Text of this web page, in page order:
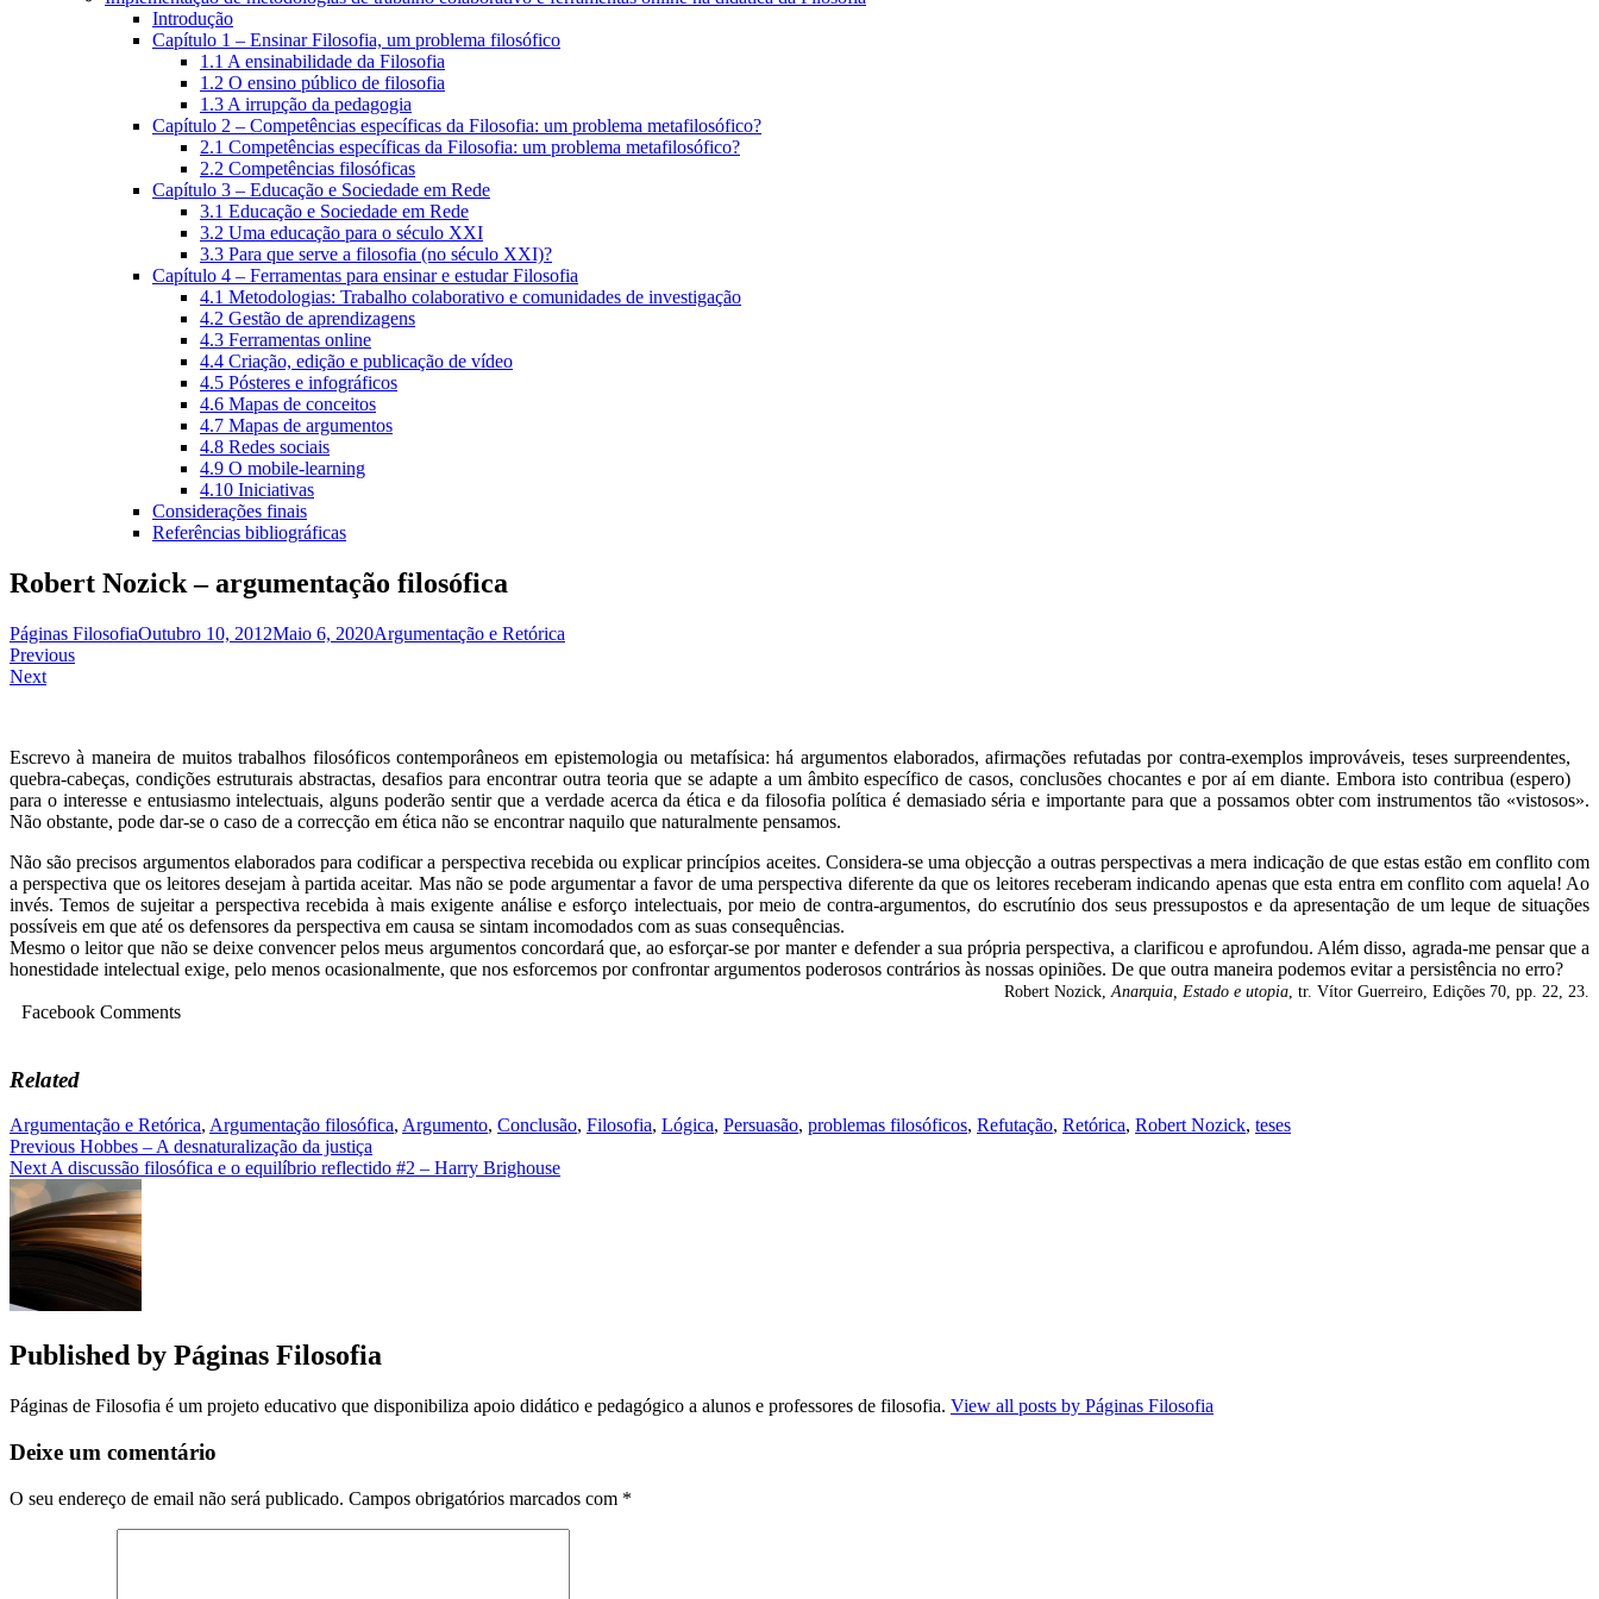
Introdução
Capítulo 1 – Ensinar Filosofia, um problema filosófico
1.1 A ensinabilidade da Filosofia
1.2 O ensino público de filosofia
1.3 A irrupção da pedagogia
Capítulo 2 – Competências específicas da Filosofia: um problema metafilosófico?
2.1 Competências específicas da Filosofia: um problema metafilosófico?
2.2 Competências filosóficas
Capítulo 3 – Educação e Sociedade em Rede
3.1 Educação e Sociedade em Rede
3.2 Uma educação para o século XXI
3.3 Para que serve a filosofia (no século XXI)?
Capítulo 4 – Ferramentas para ensinar e estudar Filosofia
4.1 Metodologias: Trabalho colaborativo e comunidades de investigação
4.2 Gestão de aprendizagens
4.3 Ferramentas online
4.4 Criação, edição e publicação de vídeo
4.5 Pósteres e infográficos
4.6 Mapas de conceitos
4.7 Mapas de argumentos
4.8 Redes sociais
4.9 O mobile-learning
4.10 Iniciativas
Considerações finais
Referências bibliográficas
Robert Nozick – argumentação filosófica
Páginas FilosofiaOutubro 10, 2012Maio 6, 2020Argumentação e Retórica
Navegação
de
Previous
Next
Escrevo à maneira de muitos trabalhos filosóficos contemporâneos em epistemologia ou metafísica: há argumentos elaborados, afirmações refutadas por contra-exemplos improváveis, teses surpreendentes,
quebra-cabeças, condições estruturais abstractas, desafios para encontrar outra teoria que se adapte a um âmbito específico de casos, conclusões chocantes e por aí em diante. Embora isto contribua (espero)
para o interesse e entusiasmo intelectuais, alguns poderão sentir que a verdade acerca da ética e da filosofia política é demasiado séria e importante para que a possamos obter com instrumentos tão «vistosos».
Não obstante, pode dar-se o caso de a correcção em ética não se encontrar naquilo que naturalmente pensamos.
Não são precisos argumentos elaborados para codificar a perspectiva recebida ou explicar princípios aceites. Considera-se uma objecção a outras perspectivas a mera indicação de que estas estão em conflito com
a perspectiva que os leitores desejam à partida aceitar. Mas não se pode argumentar a favor de uma perspectiva diferente da que os leitores receberam indicando apenas que esta entra em conflito com aquela! Ao
invés. Temos de sujeitar a perspectiva recebida à mais exigente análise e esforço intelectuais, por meio de contra-argumentos, do escrutínio dos seus pressupostos e da apresentação de um leque de situações
possíveis em que até os defensores da perspectiva em causa se sintam incomodados com as suas consequências.
Mesmo o leitor que não se deixe convencer pelos meus argumentos concordará que, ao esforçar-se por manter e defender a sua própria perspectiva, a clarificou e aprofundou. Além disso, agrada-me pensar que a
honestidade intelectual exige, pelo menos ocasionalmente, que nos esforcemos por confrontar argumentos poderosos contrários às nossas opiniões. De que outra maneira podemos evitar a persistência no erro?
Robert Nozick, Anarquia, Estado e utopia , tr. Vítor Guerreiro, Edições 70, pp. 22, 23.
Facebook Comments
Related
Argumentação e Retórica, Argumentação filosófica, Argumento, Conclusão, Filosofia, Lógica, Persuasão, problemas filosóficos, Refutação, Retórica, Robert Nozick, teses
Navegação
de
artigos
Previous Hobbes – A desnaturalização da justiça
Next A discussão filosófica e o equilíbrio reflectido #2 – Harry Brighouse
Published by Páginas Filosofia
Páginas de Filosofia é um projeto educativo que disponibiliza apoio didático e pedagógico a alunos e professores de filosofia. View all posts by Páginas Filosofia
Deixe um comentário
O seu endereço de email não será publicado. Campos obrigatórios marcados com *